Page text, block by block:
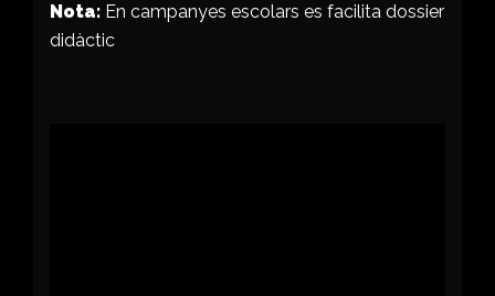
Nota: En campanyes escolars es facilita dossier
didàctic